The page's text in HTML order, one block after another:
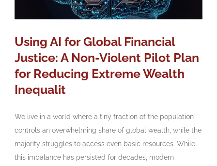
Using AI for Global Financial
Justice: A Non-Violent Pilot Plan
for Reducing Extreme Wealth
Inequalit
We live in a world where a tiny fraction of the population
controls an overwhelming share of global wealth, while the
majority struggles to access even basic resources. While
this imbalance has persisted for decades, modern